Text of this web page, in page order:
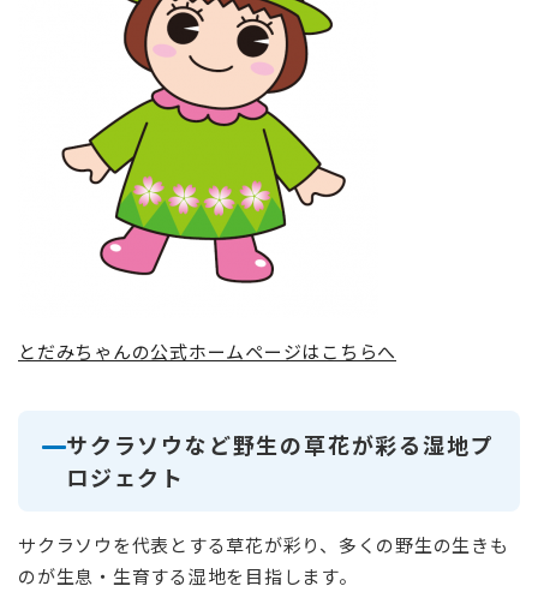
とだみちゃんの公式ホームページはこちらへ
サクラソウなど野生の草花が彩る湿地プ
ロジェクト
サクラソウを代表とする草花が彩り、多くの野生の生きも
のが生息・生育する湿地を目指します。